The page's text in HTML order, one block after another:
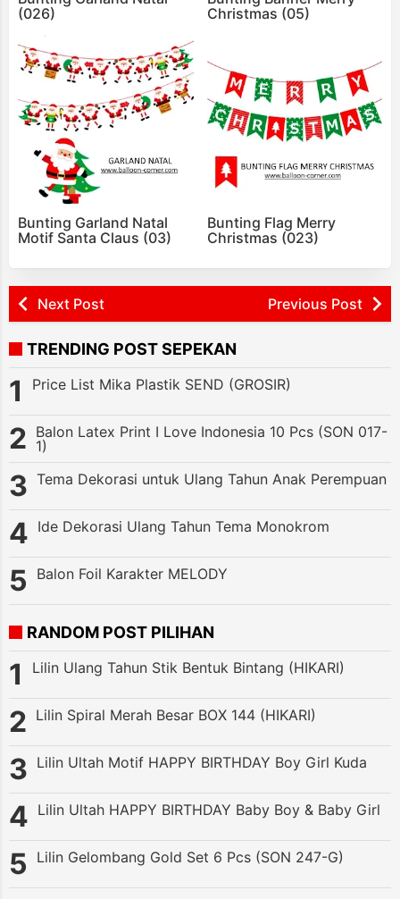
(026)
Christmas (05)
Bunting Garland Natal
Motif Santa Claus (03)
Bunting Flag Merry
Christmas (023)
Next Post Previous Post
TRENDING POST SEPEKAN
Price List Mika Plastik SEND (GROSIR)
Balon Latex Print I Love Indonesia 10 Pcs (SON 017-
1)
Tema Dekorasi untuk Ulang Tahun Anak Perempuan
Ide Dekorasi Ulang Tahun Tema Monokrom
Balon Foil Karakter MELODY
RANDOM POST PILIHAN
Lilin Ulang Tahun Stik Bentuk Bintang (HIKARI)
Lilin Spiral Merah Besar BOX 144 (HIKARI)
Lilin Ultah Motif HAPPY BIRTHDAY Boy Girl Kuda
Lilin Ultah HAPPY BIRTHDAY Baby Boy & Baby Girl
Lilin Gelombang Gold Set 6 Pcs (SON 247-G)